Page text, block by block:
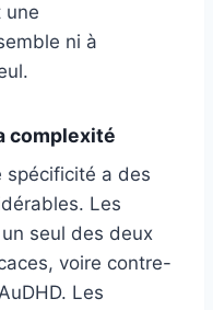
une
ni à
complexité
spécificité a des
Les
seul des deux
voire contre-
Les